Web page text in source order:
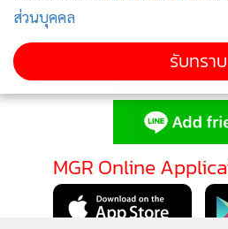
ติดตามข่าวสารผ่า
MGR Online
ส่วนบุคคล
รับทราบ